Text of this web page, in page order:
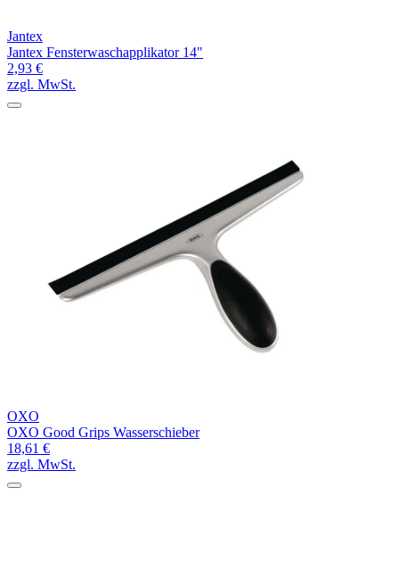
Jantex
Jantex Fensterwaschapplikator 14"
2,93 €
zzgl. MwSt.
OXO
OXO Good Grips Wasserschieber
18,61 €
zzgl. MwSt.